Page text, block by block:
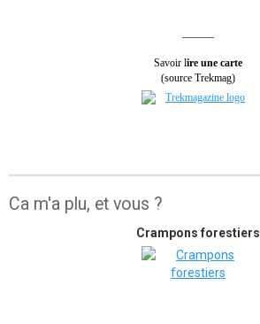
Savoir lire une carte
(source Trekmag)
Ca m'a plu, et vous ?
Crampons forestiers